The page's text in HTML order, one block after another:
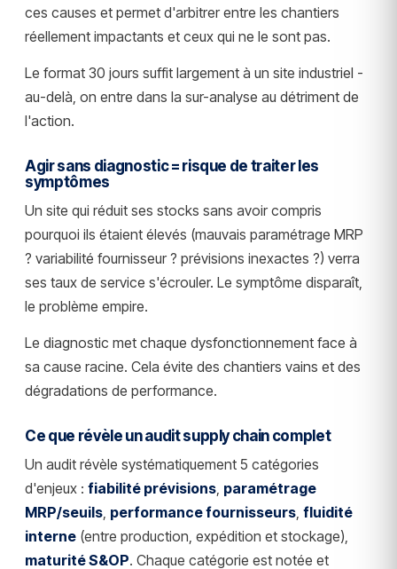
ces causes et permet d'arbitrer entre les chantiers
réellement impactants et ceux qui ne le sont pas.
Le format 30 jours suffit largement à un site industriel -
au-delà, on entre dans la sur-analyse au détriment de
l'action.
Agir sans diagnostic = risque de traiter les
symptômes
Un site qui réduit ses stocks sans avoir compris
pourquoi ils étaient élevés (mauvais paramétrage MRP
? variabilité fournisseur ? prévisions inexactes ?) verra
ses taux de service s'écrouler. Le symptôme disparaît,
le problème empire.
Le diagnostic met chaque dysfonctionnement face à
sa cause racine. Cela évite des chantiers vains et des
dégradations de performance.
Ce que révèle un audit supply chain complet
Un audit révèle systématiquement 5 catégories
d'enjeux : fiabilité prévisions, paramétrage
MRP/seuils, performance fournisseurs, fluidité
interne (entre production, expédition et stockage),
maturité S&OP. Chaque catégorie est notée et